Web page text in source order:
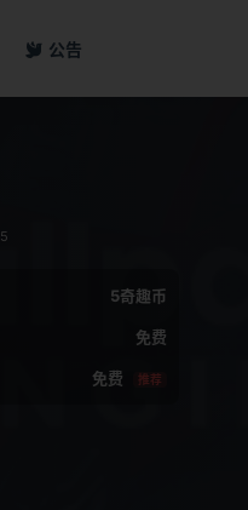
公告
5
5奇趣币
免费
免费 推荐